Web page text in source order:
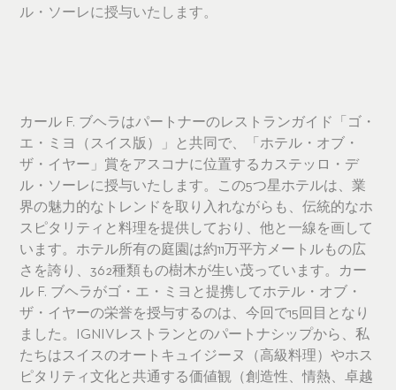
ル・ソーレに授与いたします。
カール F. ブヘラはパートナーのレストランガイド「ゴ・
エ・ミヨ（スイス版）」と共同で、「ホテル・オブ・
ザ・イヤー」賞をアスコナに位置するカステッロ・デ
ル・ソーレに授与いたします。この5つ星ホテルは、業
界の魅力的なトレンドを取り入れながらも、伝統的なホ
スピタリティと料理を提供しており、他と一線を画して
います。ホテル所有の庭園は約11万平方メートルもの広
さを誇り、362種類もの樹木が生い茂っています。カー
ル F. ブヘラがゴ・エ・ミヨと提携してホテル・オブ・
ザ・イヤーの栄誉を授与するのは、今回で15回目となり
ました。IGNIVレストランとのパートナシップから、私
たちはスイスのオートキュイジーヌ（高級料理）やホス
ピタリティ文化と共通する価値観（創造性、情熱、卓越